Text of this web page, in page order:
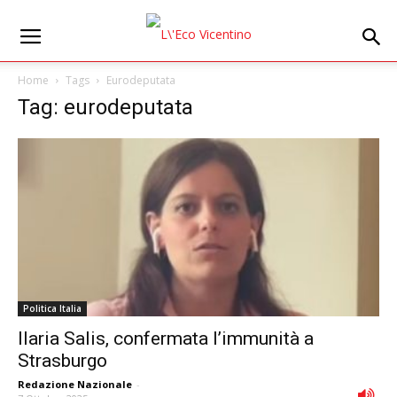
Home Tags Eurodeputata
Tag: eurodeputata
Politica Italia
Ilaria Salis, confermata l’immunità a
Strasburgo
Redazione Nazionale -